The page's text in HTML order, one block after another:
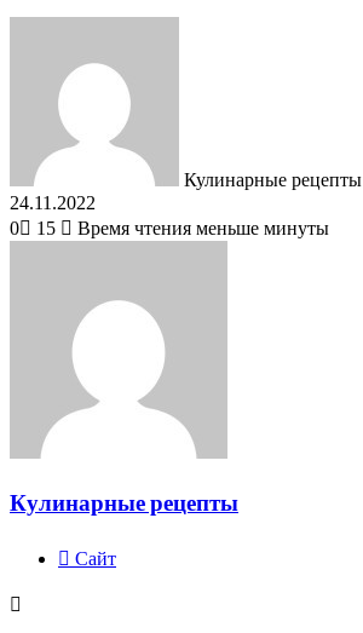
Кулинарные рецепты
24.11.2022
0
15 Время чтения меньше минуты
Кулинарные рецепты
Сайт